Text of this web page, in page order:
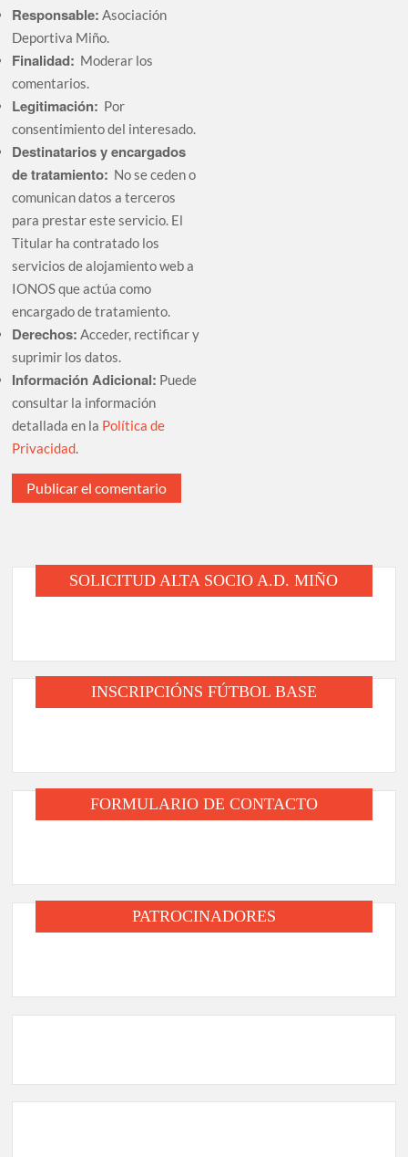
Responsable: Asociación
Deportiva Miño.
Finalidad: Moderar los
comentarios.
Legitimación: Por
consentimiento del interesado.
Destinatarios y encargados
de tratamiento: No se ceden o
comunican datos a terceros
para prestar este servicio. El
Titular ha contratado los
servicios de alojamiento web a
IONOS que actúa como
encargado de tratamiento.
Derechos: Acceder, rectificar y
suprimir los datos.
Información Adicional: Puede
consultar la información
detallada en la Política de
Privacidad
SOLICITUD ALTA SOCIO A.D. MIÑO
INSCRIPCIÓNS FÚTBOL BASE
FORMULARIO DE CONTACTO
PATROCINADORES